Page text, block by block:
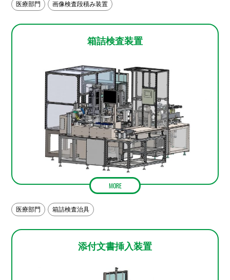
医療部門 画像検査段積み装置
箱詰検査装置
MORE
医療部門 箱詰検査治具
添付文書挿入装置